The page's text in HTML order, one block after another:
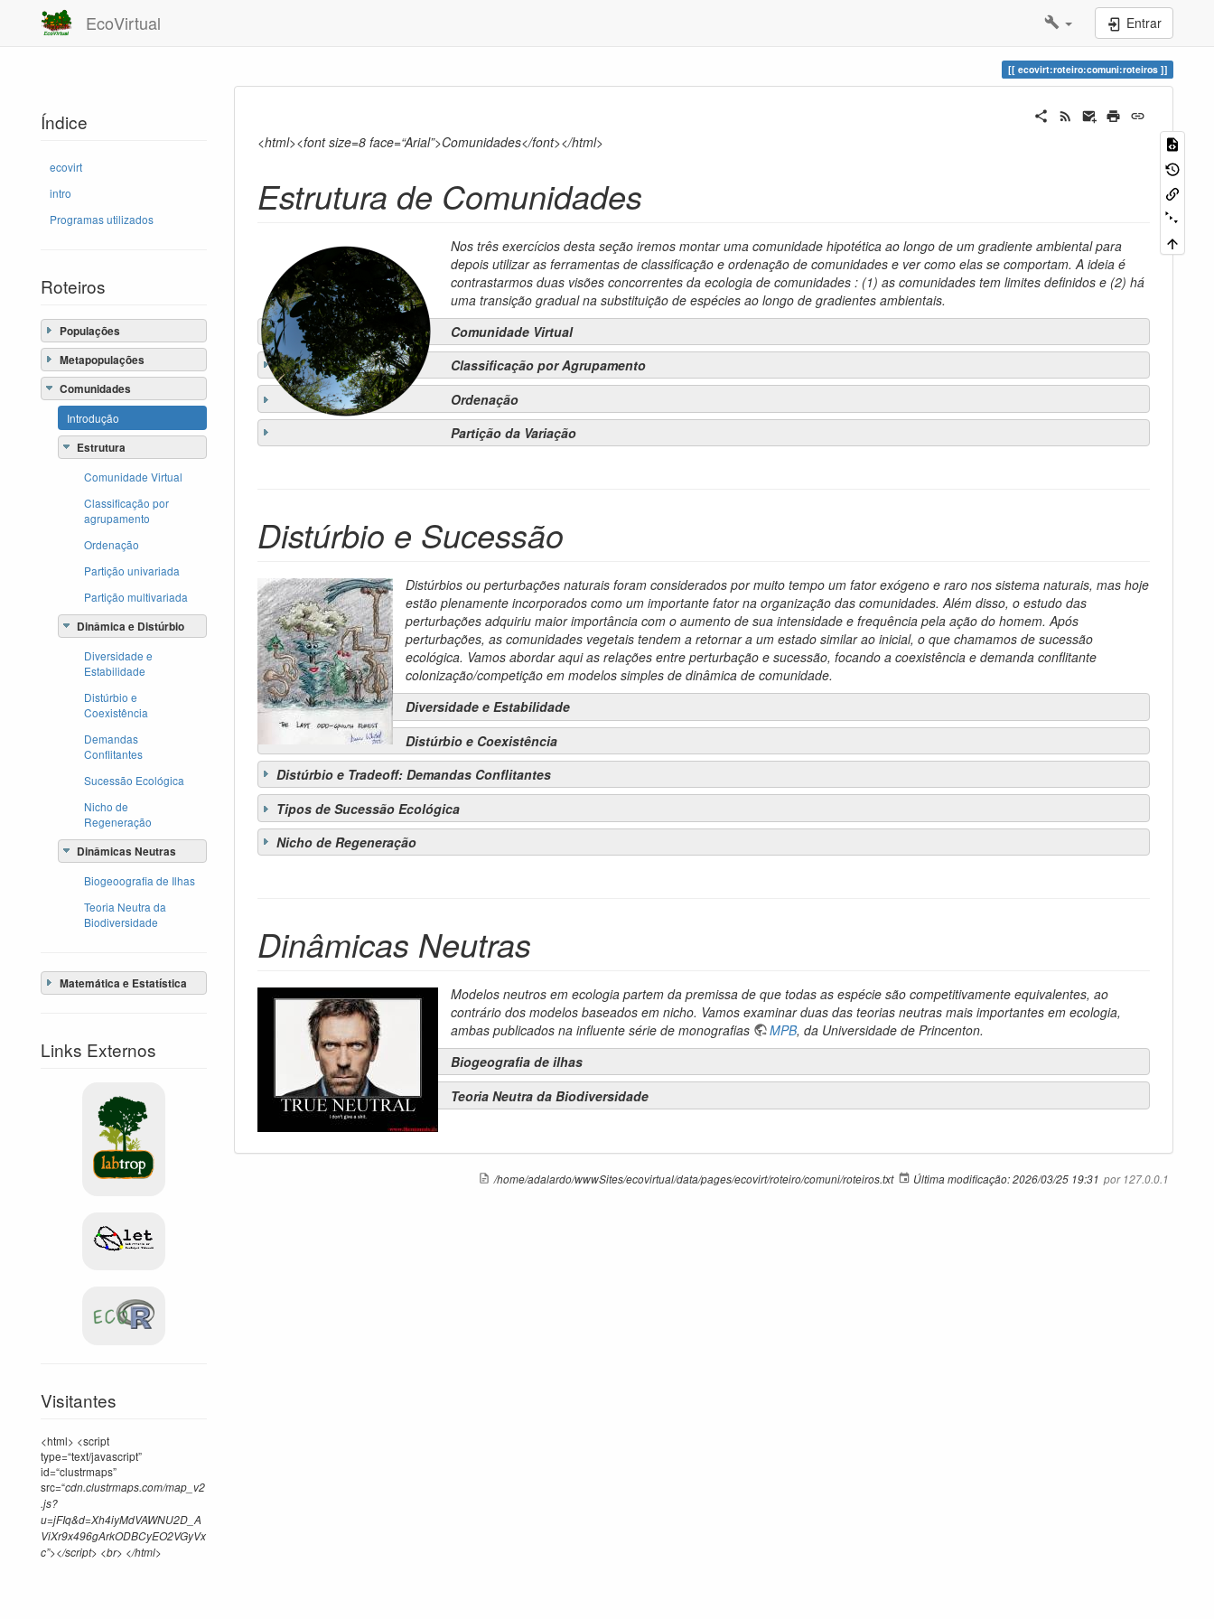
EcoVirtual Entrar
ecovirt:roteiro:comuni:roteiros
Índice
ecovirt
intro
Programas utilizados
Roteiros
Populações
Metapopulações
Comunidades
Introdução
Estrutura
Comunidade Virtual
Classificação por
agrupamento
Ordenação
Partição univariada
Partição multivariada
Dinâmica e Distúrbio
Diversidade e
Estabilidade
Distúrbio e
Coexistência
Demandas
Conflitantes
Sucessão Ecológica
Nicho de
Regeneração
Dinâmicas Neutras
Biogeoografia de Ilhas
Teoria Neutra da
Biodiversidade
Matemática e Estatística
Links Externos
Visitantes
<html> <script
type=“text/javascript”
id=“clustrmaps”
src=“cdn.clustrmaps.com/map_v2
.js?
u=jFIq&d=Xh4iyMdVAWNU2D_A
ViXr9x496gArkODBCyEO2VGyVx
c”></script> <br> </html>
<html><font size=8 face=“Arial”>Comunidades</font></html>
Estrutura de Comunidades
Nos três exercícios desta seção iremos montar uma comunidade hipotética ao longo de um gradiente ambiental para
depois utilizar as ferramentas de classificação e ordenação de comunidades e ver como elas se comportam. A ideia é
contrastarmos duas visões concorrentes da ecologia de comunidades : (1) as comunidades tem limites definidos e (2) há
uma transição gradual na substituição de espécies ao longo de gradientes ambientais.
Comunidade Virtual
Classificação por Agrupamento
Ordenação
Partição da Variação
Distúrbio e Sucessão
Distúrbios ou perturbações naturais foram considerados por muito tempo um fator exógeno e raro nos sistema naturais, mas hoje
estão plenamente incorporados como um importante fator na organização das comunidades. Além disso, o estudo das
perturbações adquiriu maior importância com o aumento de sua intensidade e frequência pela ação do homem. Após
perturbações, as comunidades vegetais tendem a retornar a um estado similar ao inicial, o que chamamos de sucessão
ecológica. Vamos abordar aqui as relações entre perturbação e sucessão, focando a coexistência e demanda conflitante
colonização/competição em modelos simples de dinâmica de comunidade.
Diversidade e Estabilidade
Distúrbio e Coexistência
Distúrbio e Tradeoff: Demandas Conflitantes
Tipos de Sucessão Ecológica
Nicho de Regeneração
Dinâmicas Neutras
Modelos neutros em ecologia partem da premissa de que todas as espécie são competitivamente equivalentes, ao
contrário dos modelos baseados em nicho. Vamos examinar duas das teorias neutras mais importantes em ecologia,
ambas publicados na influente série de monografias
MPB, da Universidade de Princenton.
Biogeografia de ilhas
Teoria Neutra da Biodiversidade
/home/adalardo/wwwSites/ecovirtual/data/pages/ecovirt/roteiro/comuni/roteiros.txt Última modificação:2026/03/25 19:31 por 127.0.0.1